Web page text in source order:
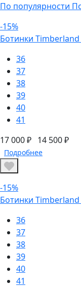
По популярности
-15%
Ботинки
36
37
38
39
40
41
17 000 ₽ 14 500 ₽
Подробнее
-15%
Ботинки
36
37
38
39
40
41